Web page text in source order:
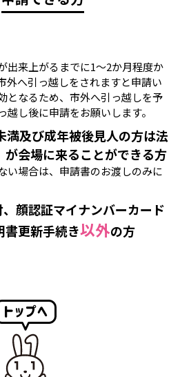
出来上がるまでに1～2か月程度か
外へ引っ越しをされますと申請い
となるため、市外へ引っ越しを予
越し後に申請をお願いします。
及び成年被後見人の方は法
が会場に来ることができる方
い場合は、申請書のお渡しのみに
顔認証マイナンバーカード
更新手続き以外の方